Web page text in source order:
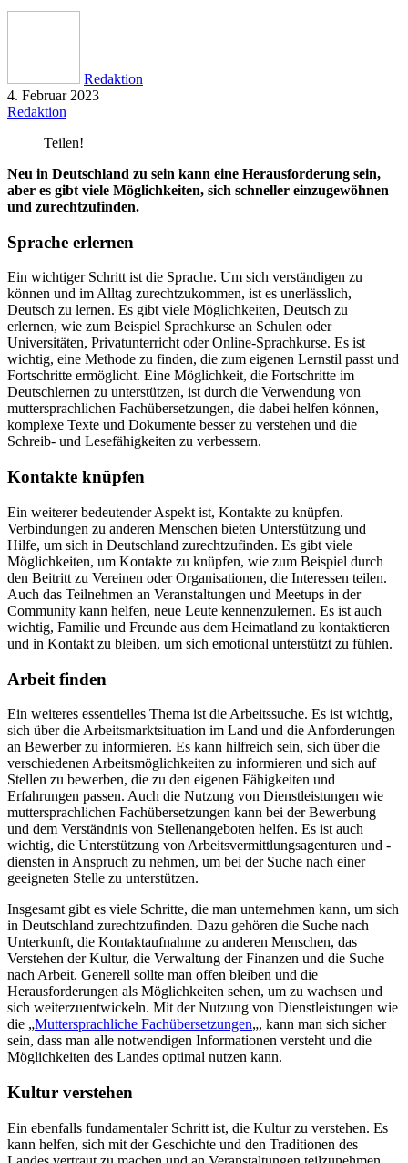
Redaktion
4. Februar 2023
Redaktion
Teilen!
Neu in Deutschland zu sein kann eine Herausforderung sein,
aber es gibt viele Möglichkeiten, sich schneller einzugewöhnen
und zurechtzufinden.
Sprache erlernen
Ein wichtiger Schritt ist die Sprache. Um sich verständigen zu
können und im Alltag zurechtzukommen, ist es unerlässlich,
Deutsch zu lernen. Es gibt viele Möglichkeiten, Deutsch zu
erlernen, wie zum Beispiel Sprachkurse an Schulen oder
Universitäten, Privatunterricht oder Online-Sprachkurse. Es ist
wichtig, eine Methode zu finden, die zum eigenen Lernstil passt und
Fortschritte ermöglicht. Eine Möglichkeit, die Fortschritte im
Deutschlernen zu unterstützen, ist durch die Verwendung von
muttersprachlichen Fachübersetzungen, die dabei helfen können,
komplexe Texte und Dokumente besser zu verstehen und die
Schreib- und Lesefähigkeiten zu verbessern.
Kontakte knüpfen
Ein weiterer bedeutender Aspekt ist, Kontakte zu knüpfen.
Verbindungen zu anderen Menschen bieten Unterstützung und
Hilfe, um sich in Deutschland zurechtzufinden. Es gibt viele
Möglichkeiten, um Kontakte zu knüpfen, wie zum Beispiel durch
den Beitritt zu Vereinen oder Organisationen, die Interessen teilen.
Auch das Teilnehmen an Veranstaltungen und Meetups in der
Community kann helfen, neue Leute kennenzulernen. Es ist auch
wichtig, Familie und Freunde aus dem Heimatland zu kontaktieren
und in Kontakt zu bleiben, um sich emotional unterstützt zu fühlen.
Arbeit finden
Ein weiteres essentielles Thema ist die Arbeitssuche. Es ist wichtig,
sich über die Arbeitsmarktsituation im Land und die Anforderungen
an Bewerber zu informieren. Es kann hilfreich sein, sich über die
verschiedenen Arbeitsmöglichkeiten zu informieren und sich auf
Stellen zu bewerben, die zu den eigenen Fähigkeiten und
Erfahrungen passen. Auch die Nutzung von Dienstleistungen wie
muttersprachlichen Fachübersetzungen kann bei der Bewerbung
und dem Verständnis von Stellenangeboten helfen. Es ist auch
wichtig, die Unterstützung von Arbeitsvermittlungsagenturen und -
diensten in Anspruch zu nehmen, um bei der Suche nach einer
geeigneten Stelle zu unterstützen.
Insgesamt gibt es viele Schritte, die man unternehmen kann, um sich
in Deutschland zurechtzufinden. Dazu gehören die Suche nach
Unterkunft, die Kontaktaufnahme zu anderen Menschen, das
Verstehen der Kultur, die Verwaltung der Finanzen und die Suche
nach Arbeit. Generell sollte man offen bleiben und die
Herausforderungen als Möglichkeiten sehen, um zu wachsen und
sich weiterzuentwickeln. Mit der Nutzung von Dienstleistungen wie
die „Muttersprachliche Fachübersetzungen„, kann man sich sicher
sein, dass man alle notwendigen Informationen versteht und die
Möglichkeiten des Landes optimal nutzen kann.
Kultur verstehen
Ein ebenfalls fundamentaler Schritt ist, die Kultur zu verstehen. Es
kann helfen, sich mit der Geschichte und den Traditionen des